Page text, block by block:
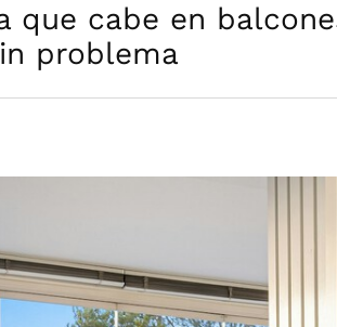
que cabe en
problema